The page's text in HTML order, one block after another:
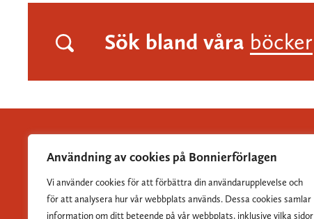
Användning av cookies på Bonnierförlagen
Vi använder cookies för att förbättra din användarupplevelse och
för att analysera hur vår webbplats används. Dessa cookies samlar
information om ditt beteende på vår webbplats, inklusive vilka sidor
Sök bland våra böcker
Albert Bonniers Förlag grundades 1837 och är Sveriges
största skönlitterära förlag.